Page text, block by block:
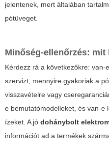
jelentenek, mert általában
pótüveget.
Minőség-ellenőrzés: mit
Kérdezz rá a következőkre:
szervizt, mennyire gyakoriak a
visszavételre vagy
e bemutatómodelleket, és van-e
ízeket. A jó dohánybolt
információt ad a termékek